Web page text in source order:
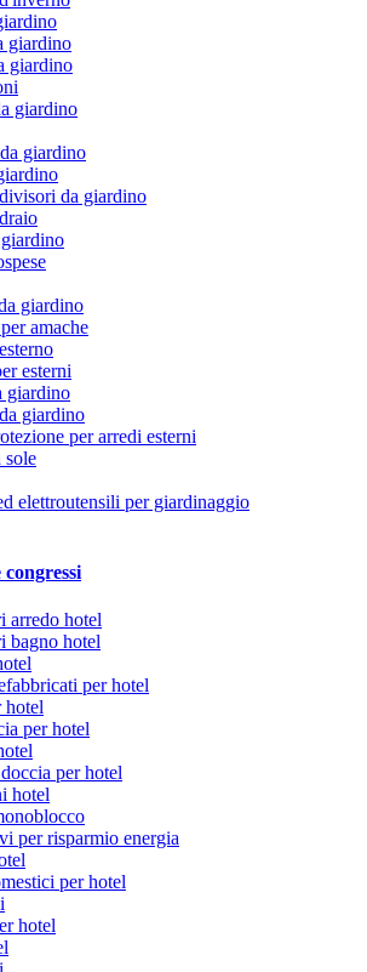
giardino
giardino
giardino
giardino
da giardino
giardino
amache
esterni
giardino
giardino
per arredi esterni
sole
elettroutensili per giardinaggio
arredo hotel
bagno hotel
per hotel
hotel
per hotel
per hotel
hotel
per risparmio energia
per hotel
hotel